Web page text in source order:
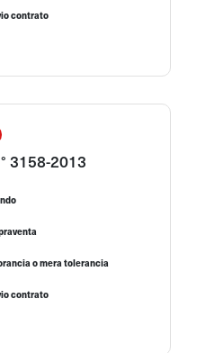
contrato
3158-2013
o mera tolerancia
contrato